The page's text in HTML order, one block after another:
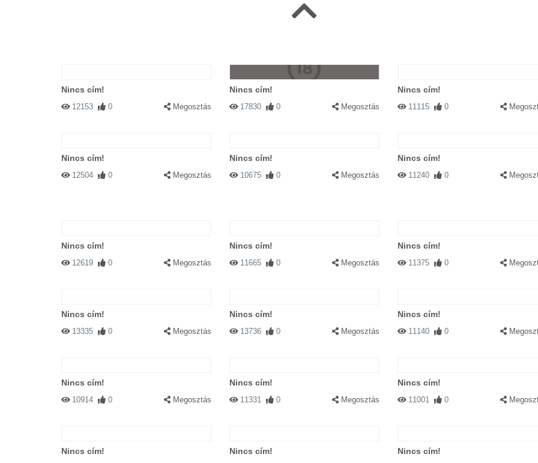
Nincs cím!
12153 0 Megosztás
Nincs cím!
17830 0 Megosztás
Nincs cím!
11115 0
Nincs cím!
12504 0 Megosztás
Nincs cím!
10675 0 Megosztás
Nincs cím!
11240 0
Nincs cím!
12619 0 Megosztás
Nincs cím!
11665 0 Megosztás
Nincs cím!
11375 0
Nincs cím!
13335 0 Megosztás
Nincs cím!
13736 0 Megosztás
Nincs cím!
11140 0
Nincs cím!
10914 0 Megosztás
Nincs cím!
11331 0 Megosztás
Nincs cím!
11001 0
Nincs cím! Nincs cím! Nincs cím!